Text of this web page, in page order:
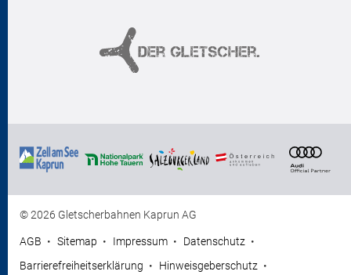
© 2026 Gletscherbahnen Kaprun AG
AGB Sitemap Impressum
Datenschutz
Barrierefreiheitserklärung
Hinweisgeberschutz